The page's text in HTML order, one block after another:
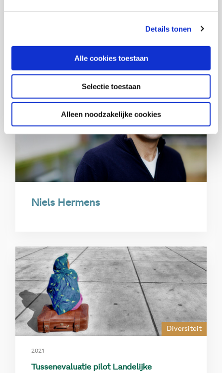
Details tonen
Alle cookies toestaan
Selectie toestaan
Alleen noodzakelijke cookies
Niels Hermens
Diversiteit
2021
Tussenevaluatie pilot Landelijke